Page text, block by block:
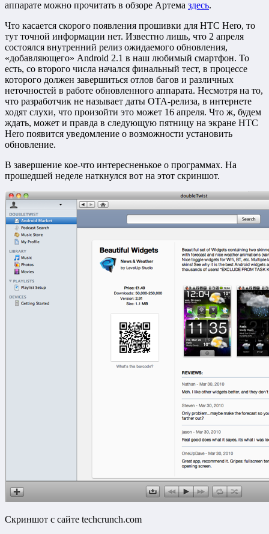
аппарате можно прочитать в обзоре Артема здесь.
Что касается скорого появления прошивки для HTC Hero, то
тут точной информации нет. Известно лишь, что 2 апреля
состоялся внутренний релиз ожидаемого обновления,
«добавляющего» Android 2.1 в наш любимый смартфон. То
есть, со второго числа начался финальный тест, в процессе
которого должен завершиться отлов багов и различных
неточностей в работе обновленного аппарата. Несмотря на то,
что разработчик не называет даты OTA-релиза, в интернете
ходят слухи, что произойти это может 16 апреля. Что ж, будем
ждать, может и правда в следующую пятницу на экране HTC
Hero появится уведомление о возможности установить
обновление.
В завершение кое-что интересненькое о программах. На
прошедшей неделе наткнулся вот на этот скриншот.
Скриншот с сайте techcrunch.com